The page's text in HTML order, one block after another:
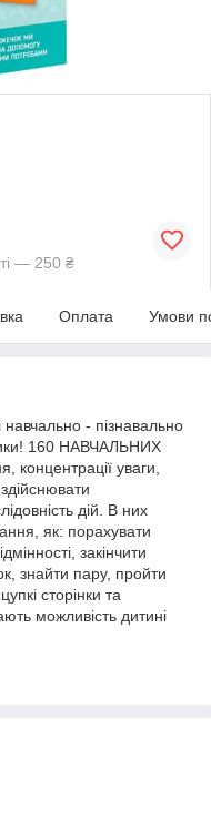
— 250 ₴
Оплата Умови
навчально - пізнавально
160 НАВЧАЛЬНИХ
концентрації уваги,
дій. В них
як: порахувати
закінчити
знайти пару, пройти
сторінки та
можливість дитині